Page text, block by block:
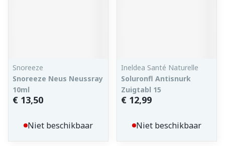
Snoreeze
Snoreeze Neus Neussray
10ml
€ 13,50
Niet beschikbaar
Ineldea Santé Naturelle
Soluronfl Antisnurk
Zuigtabl 15
€ 12,99
Niet beschikbaar